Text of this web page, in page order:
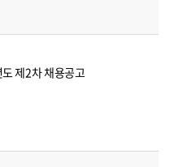
제2차 채용공고